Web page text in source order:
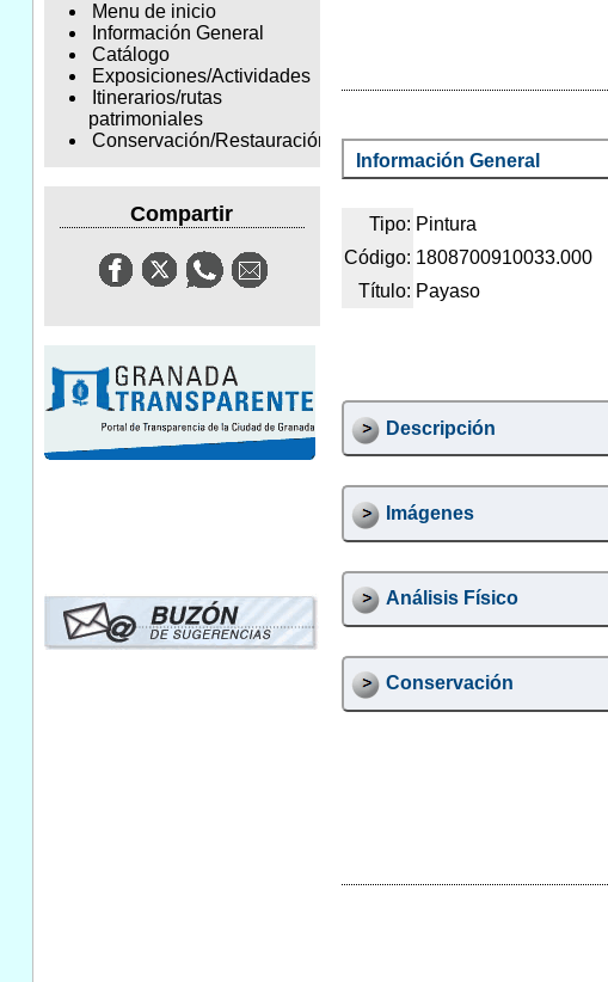
Menu de inicio
Información General
Catálogo
Exposiciones/Actividades
Itinerarios/rutas
patrimoniales
Conservación/Restauración
Compartir
Información General
Tipo: Pintura
Código: 1808700910033.000
Título: Payaso
Descripción
Imágenes
Análisis Físico
Conservación